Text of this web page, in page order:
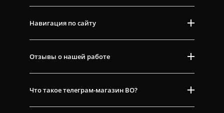
Навигация по сайту
Отзывы о нашей работе
Что такое телеграм-магазин ВО?